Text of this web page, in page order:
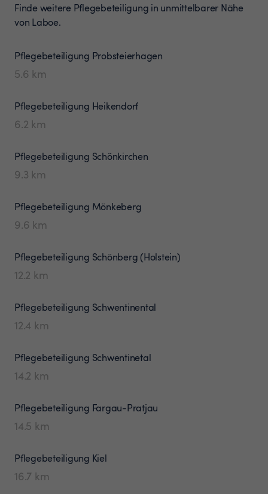
Finde weitere Pflegebeteiligung in unmittelbarer Nähe
von Laboe.
Pflegebeteiligung Probsteierhagen
5.6 km
Pflegebeteiligung Heikendorf
6.2 km
Pflegebeteiligung Schönkirchen
9.3 km
Pflegebeteiligung Mönkeberg
9.6 km
Pflegebeteiligung Schönberg (Holstein)
12.2 km
Pflegebeteiligung Schwentinental
12.4 km
Pflegebeteiligung Schwentinetal
14.2 km
Pflegebeteiligung Fargau-Pratjau
14.5 km
Pflegebeteiligung Kiel
16.7 km